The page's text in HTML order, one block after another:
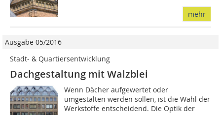
mehr
Ausgabe 05/2016
Stadt- & Quartiersentwicklung
Dachgestaltung mit Walzblei
Wenn Dächer aufgewertet oder
umgestalten werden sollen, ist die Wahl der
Werkstoffe entscheidend. Die Optik der